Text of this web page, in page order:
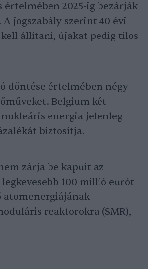
2025-ig bezárják
jogszabály szerint 40 évi
állítani, újakat pedig tilos
döntése értelmében négy
Belgium két
energia jelenleg
biztosítja.
zárja be kapuit az
100 millió eurót
reaktorokra (SMR),